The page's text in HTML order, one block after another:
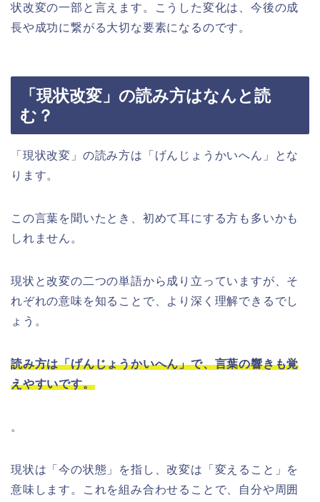
状改変の一部と言えます。こうした変化は、今後の成
長や成功に繋がる大切な要素になるのです。
「現状改変」の読み方はなんと読
む？
「現状改変」の読み方は「げんじょうかいへん」とな
ります。
この言葉を聞いたとき、初めて耳にする方も多いかも
しれません。
現状と改変の二つの単語から成り立っていますが、そ
れぞれの意味を知ることで、より深く理解できるでし
ょう。
読み方は「げんじょうかいへん」で、言葉の響きも覚
えやすいです。
。
現状は「今の状態」を指し、改変は「変えること」を
意味します。これを組み合わせることで、自分や周囲